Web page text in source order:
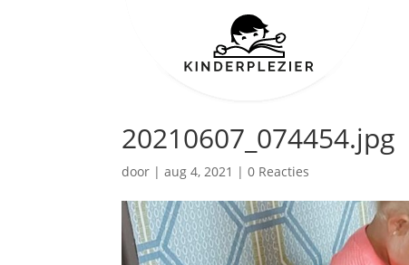
20210607_074454.jpg
door |aug 4, 2021 |0 Reacties